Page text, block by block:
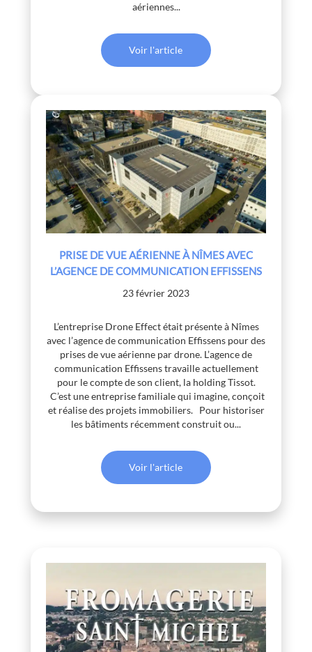
aériennes...
Voir l'article
PRISE DE VUE AÉRIENNE À NÎMES AVEC
L’AGENCE DE COMMUNICATION EFFISSENS
23 février 2023
L’entreprise Drone Effect était présente à Nîmes
avec l’agence de communication Effissens pour des
prises de vue aérienne par drone. L’agence de
communication Effissens travaille actuellement
pour le compte de son client, la holding Tissot.
C’est une entreprise familiale qui imagine, conçoit
et réalise des projets immobiliers. Pour historiser
les bâtiments récemment construit ou...
Voir l'article